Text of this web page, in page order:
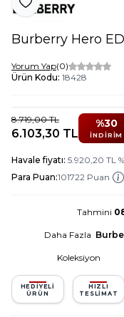
Favoriye Ekle
Burberry Hero
Yorum Yap(0)
Ürün Kodu: 18428
8.719,00TL
6.103,30 TL
%30
İNDIRIM
Havale fiyatı: 5.920,20 TL %
Para Puan:101722 Puan
Tahmini
Daha Fazla
Koleksiyon
HEDIYELI
ÜRÜN
HIZLI
TESLIMAT